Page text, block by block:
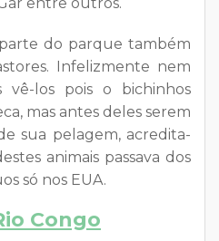
do parque também
Infelizmente nem
vê-los pois o bichinhos
mas antes deles serem
sua pelagem, acredita-
animais passava dos
só nos EUA.
Congo